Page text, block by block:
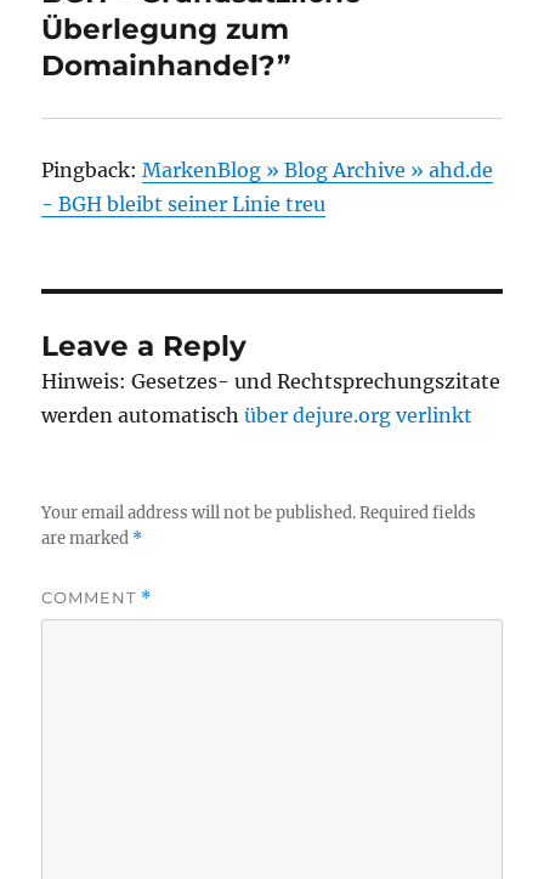
Überlegung zum
Domainhandel?”
Pingback:MarkenBlog » Blog Archive » ahd.de
- BGH bleibt seiner Linie treu
Leave a Reply
Hinweis: Gesetzes- und Rechtsprechungszitate
werden automatischüber dejure.org verlinkt
Your email address will not be published. Required fields
are marked *
COMMENT *